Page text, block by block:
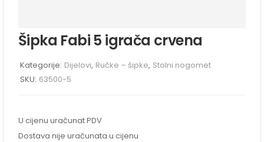
Šipka Fabi 5 igrača crvena
Kategorije: Dijelovi, Ručke – šipke, Stolni nogomet
SKU: 63500-5
U cijenu uračunat PDV
Dostava nije uračunata u cijenu